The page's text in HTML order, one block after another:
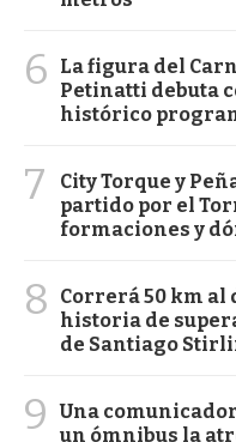
6
La figura del
Petinatti debuta
histórico
7
City Torque y
partido por el
formaciones y
8
Correrá 50 km al
historia de
de Santiago
9
Una
un ómnibus la